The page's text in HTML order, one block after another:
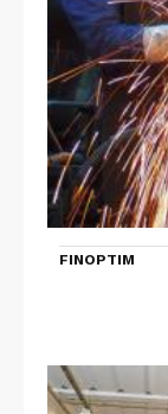
FINOPTIM